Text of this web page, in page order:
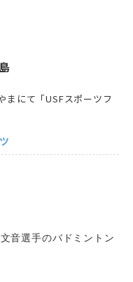
まにて「USFスポーツフ